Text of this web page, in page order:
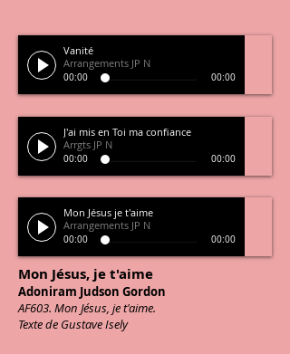
Vanité
Arrangements JP N
00:00 00:00
J'ai mis en Toi ma confiance
Arrgts JP N
00:00 00:00
Mon Jésus je t'aime
Arrangements JP N
00:00 00:00
Mon Jésus, je t'aime
Adoniram Judson Gordon
AF603. Mon Jésus, je t'aime.
Texte de Gustave Isely